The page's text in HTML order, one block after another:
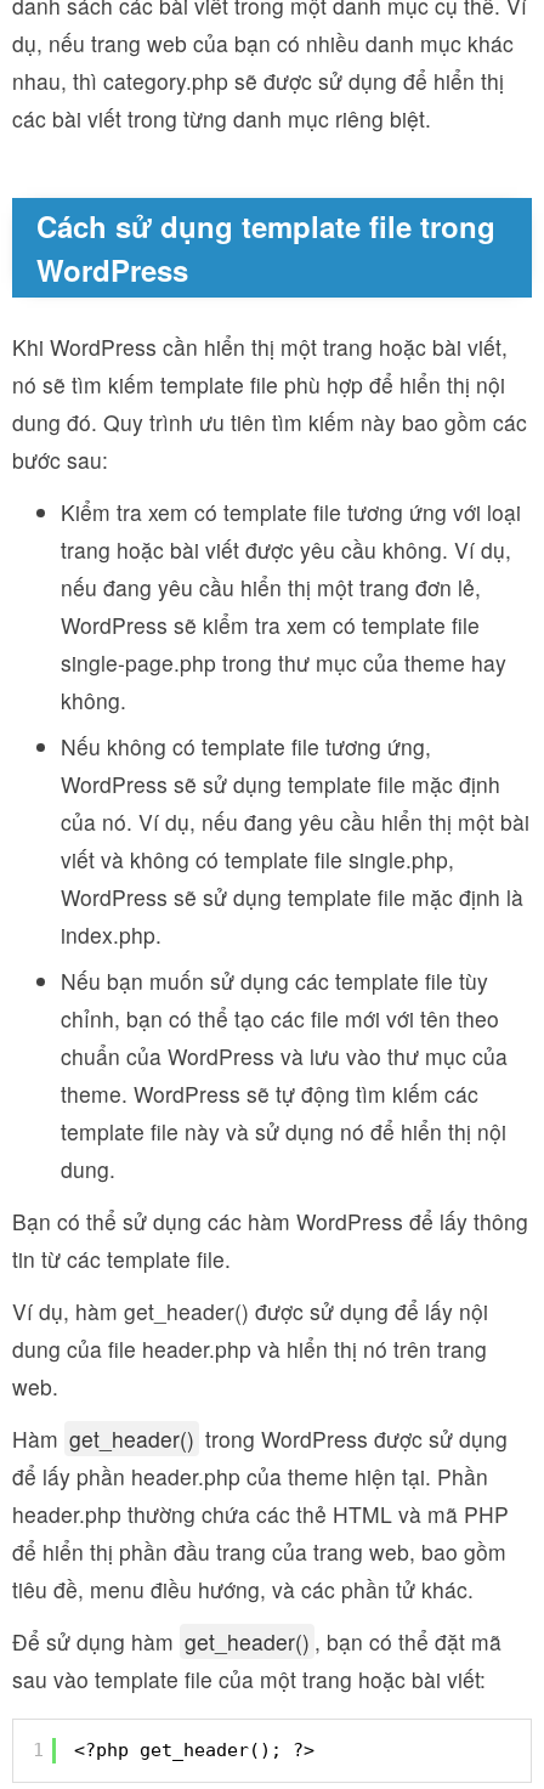
dụ, nếu trang web của bạn có nhiều danh mục khác
nhau, thì category.php sẽ được sử dụng để hiển thị
các bài viết trong từng danh mục riêng biệt.
Cách sử dụng template file trong
WordPress
Khi WordPress cần hiển thị một trang hoặc bài viết,
nó sẽ tìm kiếm template file phù hợp để hiển thị nội
dung đó. Quy trình ưu tiên tìm kiếm này bao gồm các
bước sau:
Kiểm tra xem có template file tương ứng với loại
trang hoặc bài viết được yêu cầu không. Ví dụ,
nếu đang yêu cầu hiển thị một trang đơn lẻ,
WordPress sẽ kiểm tra xem có template file
single-page.php trong thư mục của theme hay
không.
Nếu không có template file tương ứng,
WordPress sẽ sử dụng template file mặc định
của nó. Ví dụ, nếu đang yêu cầu hiển thị một bài
viết và không có template file single.php,
WordPress sẽ sử dụng template file mặc định là
index.php.
Nếu bạn muốn sử dụng các template file tùy
chỉnh, bạn có thể tạo các file mới với tên theo
chuẩn của WordPress và lưu vào thư mục của
theme. WordPress sẽ tự động tìm kiếm các
template file này và sử dụng nó để hiển thị nội
dung.
Bạn có thể sử dụng các hàm WordPress để lấy thông
tin từ các template file.
Ví dụ, hàm get_header() được sử dụng để lấy nội
dung của file header.php và hiển thị nó trên trang
web.
Hàm get_header() trong WordPress được sử dụng
để lấy phần header.php của theme hiện tại. Phần
header.php thường chứa các thẻ HTML và mã PHP
để hiển thị phần đầu trang của trang web, bao gồm
tiêu đề, menu điều hướng, và các phần tử khác.
Để sử dụng hàm get_header() , bạn có thể đặt mã
sau vào template file của một trang hoặc bài viết:
1 <?php get_header(); ?>